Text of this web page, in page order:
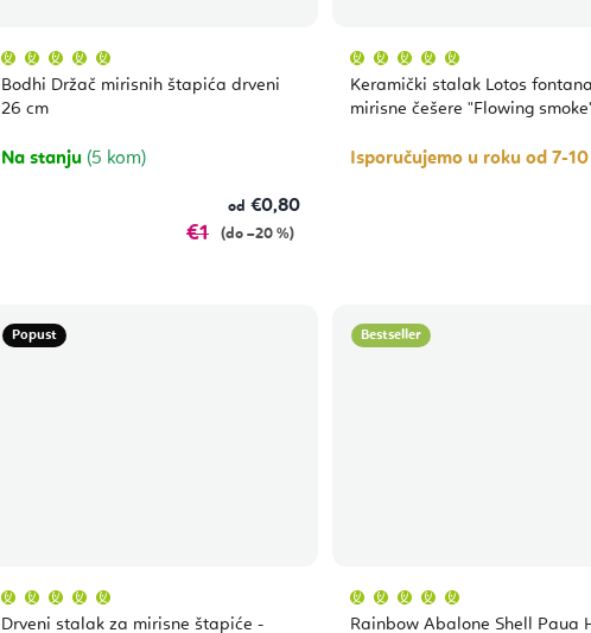
Bodhi Držač mirisnih štapića drveni
26 cm
proizvoda
je
zvjezdica.
Na stanju (5 kom)
od €0,80
€1 (do –20 %)
Keramički stalak Lotos
mirisne češere "Flowing
proizvoda
je
5,0
zvjezdica.
Isporučujemo u roku od 7-
Popust
Drveni stalak za mirisne štapiće -
proizvoda
Bestseller
Rainbow Abalone Shell Paua
proizvoda